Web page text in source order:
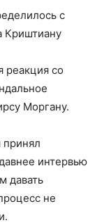
с
Криштиану
реакция со
Моргану.
интервью
давать
не